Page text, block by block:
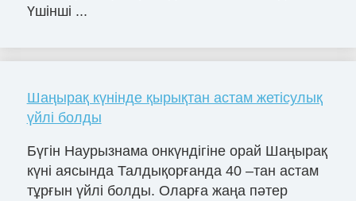
Үшінші ...
Шаңырақ күнінде қырықтан астам жетісулық
үйлі болды
Бүгін Наурызнама онкүндігіне орай Шаңырақ
күні аясында Талдықорғанда 40 –тан астам
тұрғын үйлі болды. Оларға жаңа пәтер